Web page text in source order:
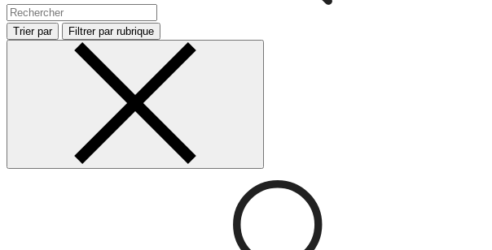
Trier par Filtrer par rubrique